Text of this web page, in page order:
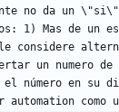
no da un
1) Mas de un
considere
un numero
el número en
automation